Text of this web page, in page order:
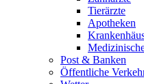
Tierärzte
Apotheken
Post & Banken
Öffentliche